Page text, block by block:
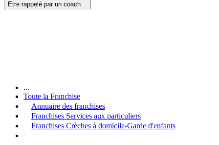
Etre rappelé par un coach
...
Toute la Franchise
Annuaire des franchises
Franchises Services aux particuliers
Franchises Crèches à domicile-Garde d'enfants